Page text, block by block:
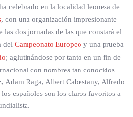
celebrado en la localidad leonesa de
, con una organización impresionante
las dos jornadas de las que constará el
del Campeonato Europeo y una prueba
; aglutinándose por tanto en un fin de
con nombres tan conocidos
Adam Raga, Albert Cabestany, Alfredo
españoles son los claros favoritos a